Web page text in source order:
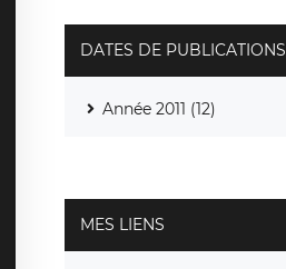
DATES DE PUBLICATIONS
Année 2011 (12)
MES LIENS